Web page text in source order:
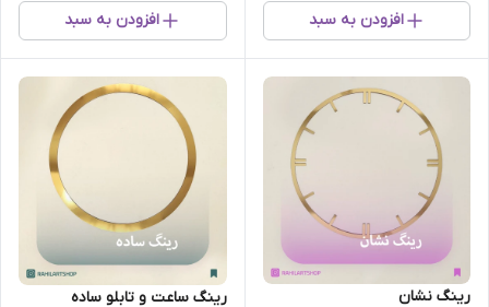
افزودن به سبد افزودن به سبد
رینگ نشان رینگ ساعت و تابلو ساده